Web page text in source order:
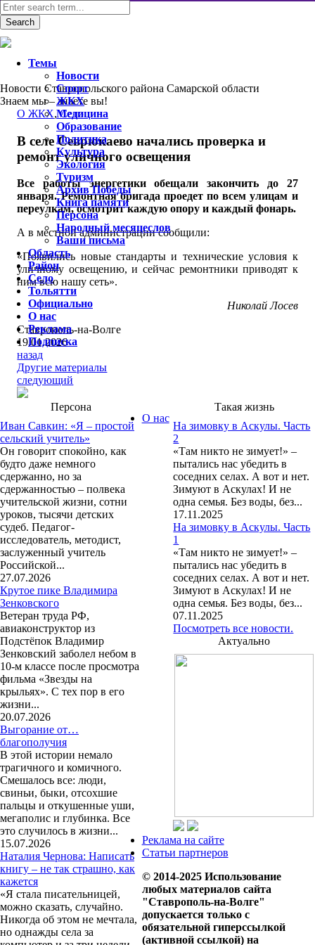
Новости Ставропольского района Самарской области
Знаем мы – знаете вы!
О ЖКХ,Село
В селе Севрюкаево начались проверка и
ремонт уличного освещения
Все работы энергетики обещали закончить до 27
января. Ремонтная бригада проедет по всем улицам и
переулкам, осмотрит каждую опору и каждый фонарь.
А в местной администрации сообщили:
«Появились новые стандарты и технические условия к
уличному освещению, и сейчас ремонтники приводят к
ним всю нашу сеть».
Николай Лосев
Ставрополь-на-Волге
19.01.2026
назад
Другие материалы
следующий
Персона
Иван Савкин: «Я – простой
сельский учитель»
Он говорит спокойно, как
будто даже немного
сдержанно, но за
сдержанностью – полвека
учительской жизни, сотни
уроков, тысячи детских
судеб. Педагог-
исследователь, методист,
заслуженный учитель
Российской...
27.07.2026
Крутое пике Владимира
Зенковского
Ветеран труда РФ,
авиаконструктор из
Подстёпок Владимир
Зенковский заболел небом в
10-м классе после просмотра
фильма «Звезды на
крыльях». С тех пор в его
жизни...
20.07.2026
Выгорание от…
благополучия
В этой истории немало
трагичного и комичного.
Смешалось все: люди,
свиньи, быки, отсохшие
пальцы и откушенные уши,
мегаполис и глубинка. Все
это случилось в жизни...
15.07.2026
Наталия Чернова: Написать
книгу – не так страшно, как
кажется
«Я стала писательницей,
можно сказать, случайно.
Никогда об этом не мечтала,
но однажды села за
Такая жизнь
На зимовку в Аскулы. Часть
2
«Там никто не зимует!» –
пытались нас убедить в
соседних селах. А вот и нет.
Зимуют в Аскулах! И не
одна семья. Без воды, без...
17.11.2025
На зимовку в Аскулы. Часть
1
«Там никто не зимует!» –
пытались нас убедить в
соседних селах. А вот и нет.
Зимуют в Аскулах! И не
одна семья. Без воды, без...
07.11.2025
Посмотреть все новости.
Актуально
О нас
Реклама на сайте
Статьи партнеров
© 2014-2025 Использование
любых материалов сайта
"Ставрополь-на-Волге"
допускается только с
обязательной гиперссылкой
(активной ссылкой) на
Темы
Новости
Спорт
ЖКХ
Медицина
Образование
Политика
Культура
Экология
Туризм
Архив Победы
Книга памяти
Персона
Народный месяцеслов
Ваши письма
Область
Район
Село
Тольятти
Официально
О нас
Реклама
Подписка